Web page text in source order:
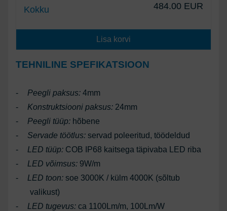
Kokku 484.00 EUR
Lisa korvi
TEHNILINE SPEFIKATSIOON
- Peegli paksus: 4mm
- Konstruktsiooni paksus: 24mm
- Peegli tüüp: hõbene
-Servade töötlus: servad poleeritud, töödeldud
- LED tüüp: COB IP68 kaitsega täpivaba LED riba
- LED võimsus: 9W/m
- LED toon: soe 3000K / külm 4000K (sõltub
valikust)
- LED tugevus: ca 1100Lm/m, 100Lm/W